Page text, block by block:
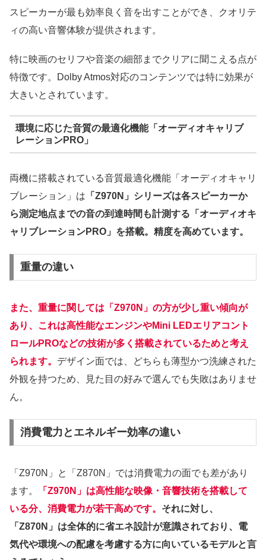
スピーカーが最も効率良く音を出すことができ、クオリテ
ィの高い音響体験が提供されます。
特に映画のセリフや音楽の細部までクリアに聞こえる点が
特徴です。Dolby Atmos対応のコンテンツでは特に効果が
大きいとされています。
環境に応じた音質の最適化機能「オーディオキャリブ
レーションPRO」
両機に搭載されている音質最適化機能「オーディオキャリ
ブレーション」は 「Z970N」シリーズは各スピーカーか
ら測定地点までの音の到達時間も計測する「オーディオキ
ャリブレーションPRO」を搭載。精度を高めています。
重量の違い
また、重量に関しては「Z970N」の方が少し重い傾向が
あり、これは高性能なエンジンやMini LEDエリアコント
ロールPROなどの技術が多く搭載されているためと考え
られます。 デザイン面では、どちらも薄型かつ洗練された
外観を持つため、見た目の好みで選んでも失敗はありませ
ん。
消費電力とエネルギー効率の違い
「Z970N」と「Z870N」では消費電力の面でも差があり
ます。
「Z970N」は高性能な映像・音響技術を搭載して
いる分、消費電力が若干高めです。 それに対し、
「Z870N」は全体的に省エネ設計が意識されており、電
気代や環境への配慮を考慮する方に向いているモデルと言